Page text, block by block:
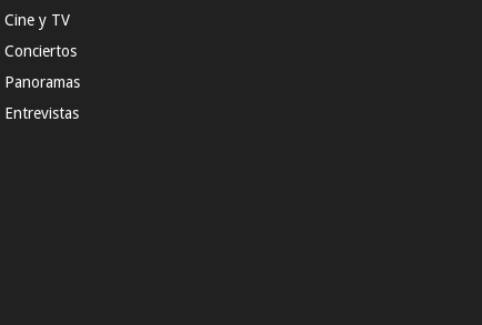
Cine y TV
Conciertos
Panoramas
Entrevistas